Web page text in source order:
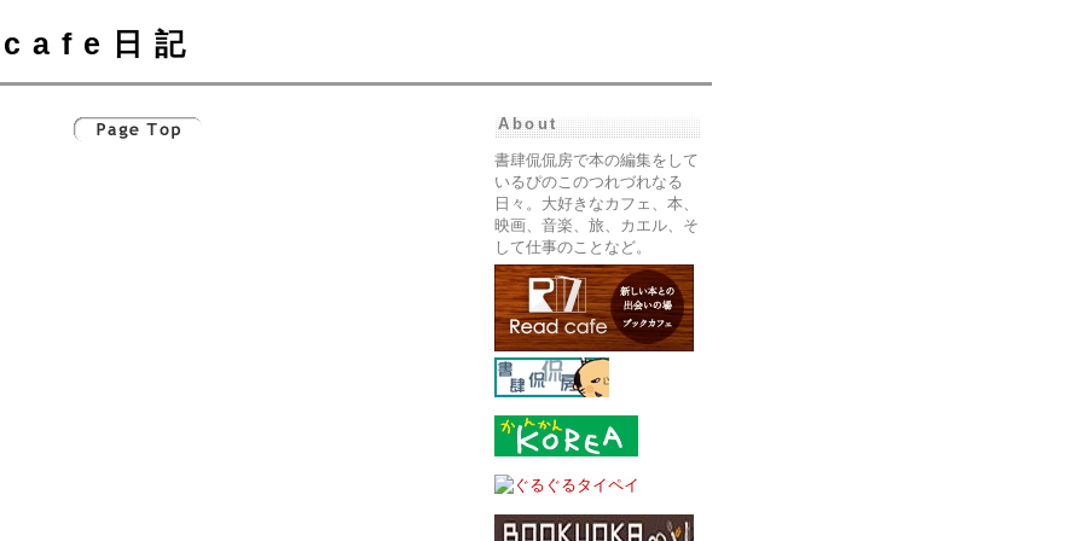
cafe日記
About
書肆侃侃房で本の編集をして
いるぴのこのつれづれなる
日々。大好きなカフェ、本、
映画、音楽、旅、カエル、そ
して仕事のことなど。